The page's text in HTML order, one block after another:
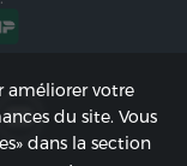
améliorer votre
du site. Vous
dans la section